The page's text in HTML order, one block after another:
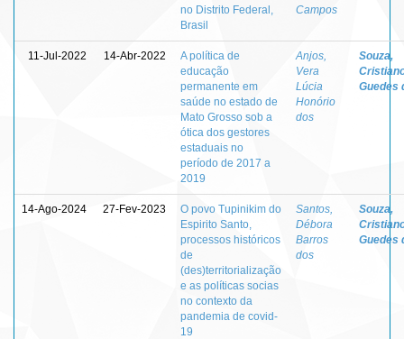
no Distrito Federal,
Brasil
Campos
11-Jul-2022 14-Abr-2022
A política de
educação
permanente em
saúde no estado de
Mato Grosso sob a
ótica dos gestores
estaduais no
período de 2017 a
2019
Anjos,
Vera
Lúcia
Honório
dos
Souza,
Guedes
14-Ago-2024 27-Fev-2023
O povo Tupinikim do
Espirito Santo,
processos históricos
de
(des)territorialização
e as políticas socias
no contexto da
pandemia de covid-
19
Santos,
Débora
Barros
dos
Souza,
Guedes